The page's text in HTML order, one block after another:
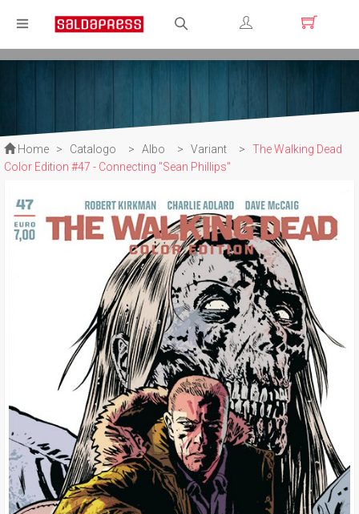
Registrati
Home > Catalogo > Albo > Variant >
The Walking Dead
Color Edition #47 - Connecting "Sean Phillips"